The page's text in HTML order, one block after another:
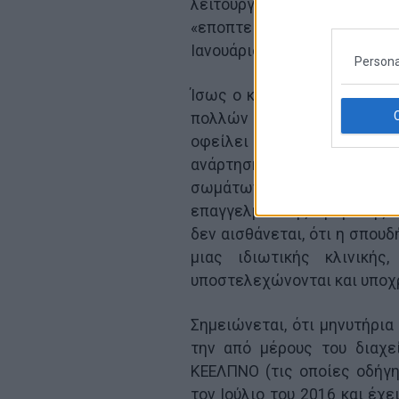
λειτουργεί με σύμβαση με
«εποπτεία» του νυν
Ιανουάριο του 2015.
Ίσως ο κος Πολάκης δεν
πολλών του ενεργειών και
οφείλει να σέβεται το
ανάρτηση στο facebook
σωμάτων ανοιγμένων
επαγγελματικής προβολής
δεν αισθάνεται, ότι η
μιας ιδιωτικής
υποστελεχώνονται και
Σημειώνεται, ότι
την από μέρους του
ΚΕΕΛΠΝΟ (τις οποίες
τον Ιούλιο του 2016 και